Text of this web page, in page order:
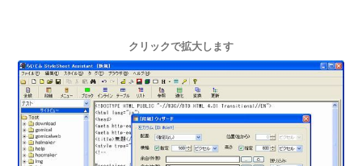
クリックで拡大します